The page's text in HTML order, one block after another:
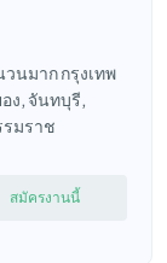
วนมาก กรุงเทพ
ง, จันทบุรี,
รมราช
สมัครงานนี้